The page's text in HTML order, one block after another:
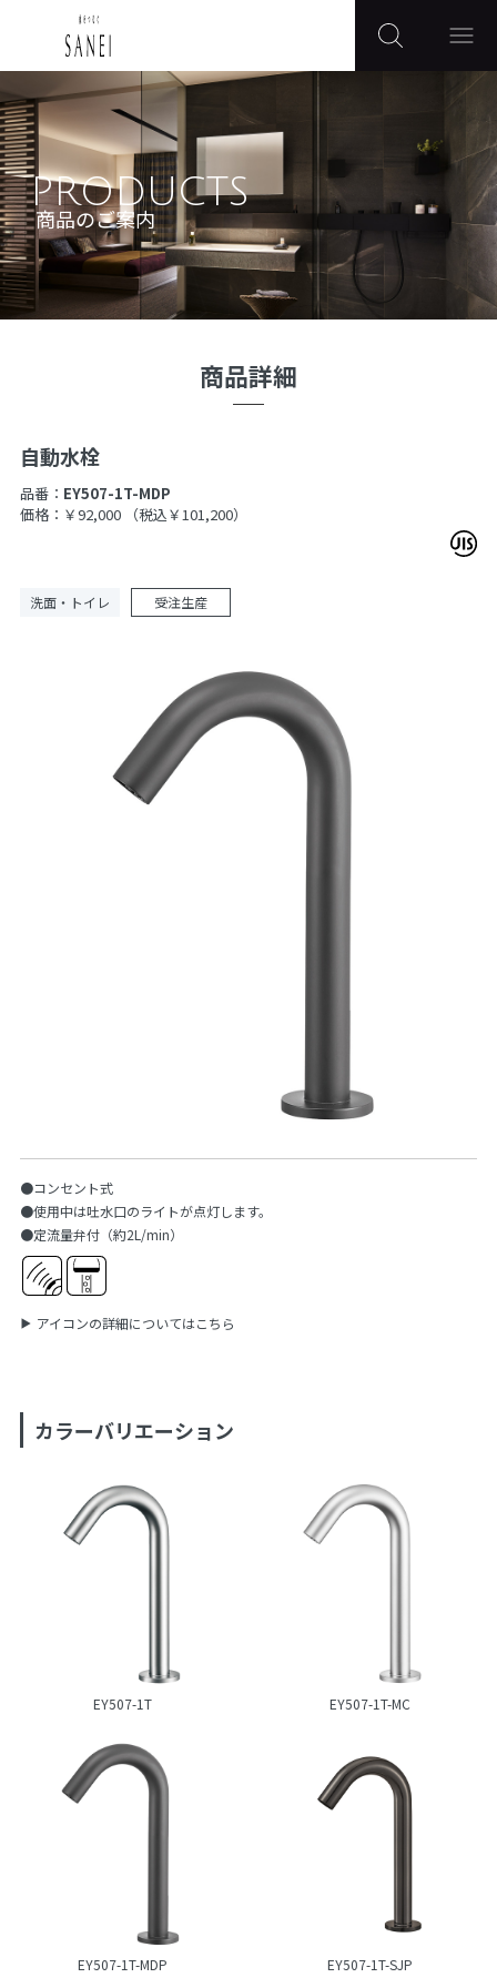
PRODUCTS
商品のご案内
商品詳細
自動水栓
品番： EY507-1T-MDP
価格：￥92,000
（税込￥101,200）
洗面・トイレ 受注生産
●コンセント式
●使用中は吐水口のライトが点灯します。
●定流量弁付（約2L/min）
アイコンの詳細についてはこちら
カラーバリエーション
EY507-1T EY507-1T-MC
EY507-1T-MDP EY507-1T-SJP